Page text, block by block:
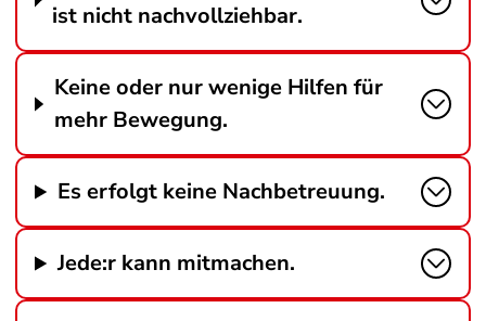
ist nicht nachvollziehbar.
Keine oder nur wenige Hilfen für
mehr Bewegung.
Es erfolgt keine Nachbetreuung.
Jede:r kann mitmachen.